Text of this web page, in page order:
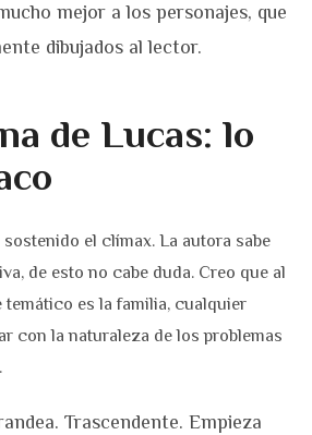
mejor a los personajes, que
dibujados al lector.
de Lucas: lo
el clímax. La autora sabe
de esto no cabe duda. Creo que al
es la familia, cualquier
con la naturaleza de los problemas
Trascendente. Empieza